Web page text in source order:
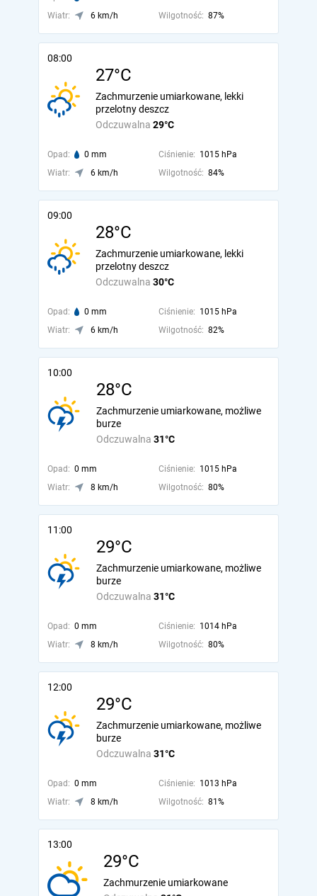
Wiatr:
6 km/h Wilgotność: 87%
08:00
27°C
Odczuwalna 29°C
Zachmurzenie umiarkowane, lekki
przelotny deszcz
Opad: 0 mm Ciśnienie: 1015 hPa
Wiatr:
6 km/h Wilgotność: 84%
09:00
28°C
Odczuwalna 30°C
Zachmurzenie umiarkowane, lekki
przelotny deszcz
Opad: 0 mm Ciśnienie: 1015 hPa
Wiatr:
6 km/h Wilgotność: 82%
10:00
28°C
Odczuwalna 31°C
Zachmurzenie umiarkowane, możliwe
burze
Opad: 0 mm Ciśnienie: 1015 hPa
Wiatr:
8 km/h Wilgotność: 80%
11:00
29°C
Odczuwalna 31°C
Zachmurzenie umiarkowane, możliwe
burze
Opad: 0 mm Ciśnienie: 1014 hPa
Wiatr:
8 km/h Wilgotność: 80%
12:00
29°C
Odczuwalna 31°C
Zachmurzenie umiarkowane, możliwe
burze
Opad: 0 mm Ciśnienie: 1013 hPa
Wiatr:
8 km/h Wilgotność: 81%
13:00
29°C
Zachmurzenie umiarkowane